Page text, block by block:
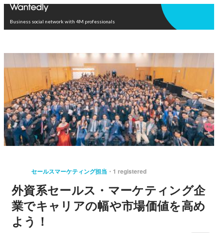
Business social network with 4M professionals
セールスマーケティング担当 1 registered
外資系セールス・マーケティング企
業でキャリアの幅や市場価値を高め
よう！